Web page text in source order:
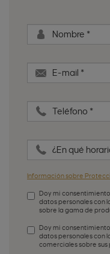
Nombre *
E-mail *
Teléfono *
¿En qué
Información sobre
Doy mi
datos personales con
sobre la gama de
Aceptación de
Doy mi
datos personales con
comerciales sobre